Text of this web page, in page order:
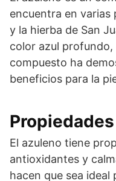
encuentra en varias
y la hierba de San
color azul profundo,
compuesto ha
beneficios para la
El azuleno tiene
antioxidantes y
hacen que sea